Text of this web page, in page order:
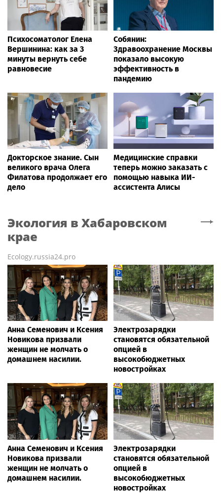
Психосоматолог Елена
Вершинина: как за 3
минуты вернуть себе
равновесие
Собянин:
Здравоохранение Москвы
показало высокую
эффективность в
пандемию
Докторское знание. Сын
великого врача Олега
Филатова продолжает его
дело
Медицинские справки
теперь можно заказать с
помощью навыка ИИ-
ассистента Алисы
Экология в Хабаровском
крае
Ecology.russia24.pro
Анна Семенович и Ксения
Новикова призвали
женщин не молчать о
домашнем насилии.
Электрозарядки
становятся обязательной
опцией в
высокобюджетных
новостройках
Анна Семенович и Ксения
Новикова призвали
женщин не молчать о
домашнем насилии.
Электрозарядки
становятся обязательной
опцией в
высокобюджетных
новостройках